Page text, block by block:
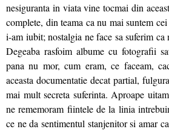
nesiguranta in viata vine tocmai din
complete, din teama ca nu mai suntem
i-am iubit; nostalgia ne face sa suferim
Degeaba rasfoim albume cu fotografii
pana nu mor, cum eram, ce faceam,
aceasta documentatie decat partial,
mai mult secreta suferinta. Aproape
ne rememoram fiintele de la linia
ce ne da sentimentul stanjenitor si amar